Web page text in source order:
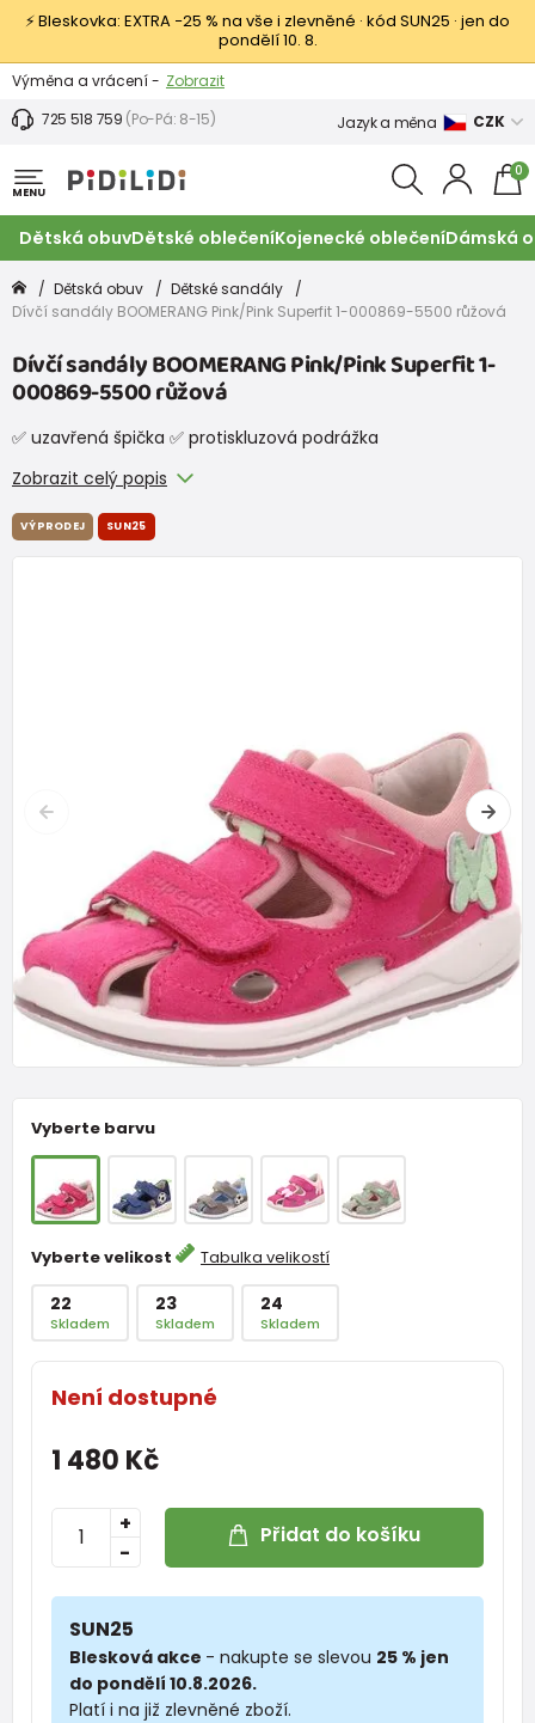
⚡ Bleskovka: EXTRA −25 % na vše i zlevněné · kód SUN25 · jen do
pondělí 10. 8.
Výměna a vrácení - Zobrazit
Sleva 100 Kč na první nákup -
725 518 759 (Po-Pá: 8-15) Jazyk a měna CZK
MENU
0
Dětská obuvDětské oblečeníKojenecké oblečeníDámská
Dětská obuv
Dětské sandály
Dívčí sandály BOOMERANG Pink/Pink Superfit 1-000869-5500 růžová
Dívčí sandály BOOMERANG Pink/Pink Superfit 1-
000869-5500 růžová
✅ uzavřená špička ✅ protiskluzová podrážka
Zobrazit celý popis
Vyberte barvu
Vyberte velikost Tabulka velikostí
22
Skladem
23
Skladem
24
Skladem
Není dostupné
1 480 Kč
-
+ Přidat do košíku
SUN25
Blesková akce - nakupte se slevou 25 % jen
do pondělí 10.8.2026.
Platí i na již zlevněné zboží.
VÝPRODEJ SUN25